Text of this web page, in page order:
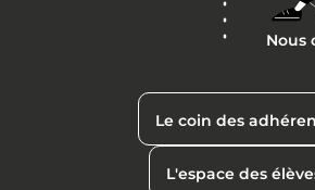
Nous
Le coin des
L'espace des